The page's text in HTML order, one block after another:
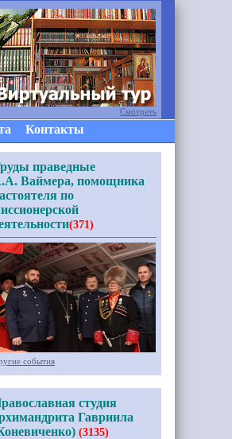
Контакты
Смотреть
праведные
Ваймера, помощника
по
(371)
события
студия
Гавриила
(3135)